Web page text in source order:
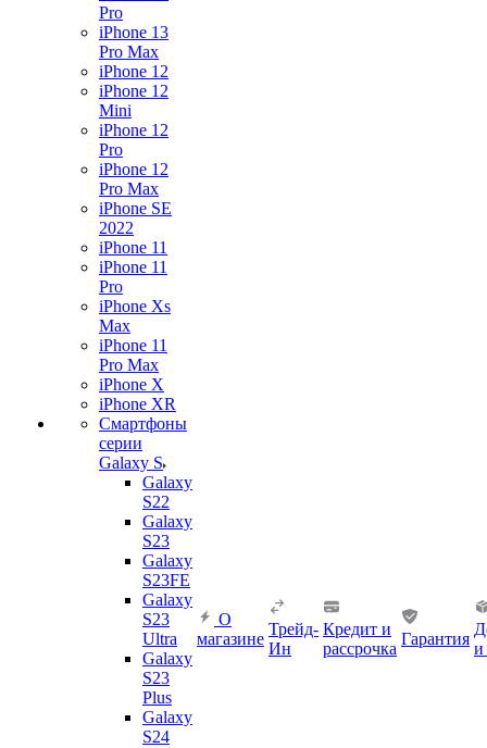
Pro
iPhone 13
Pro Max
iPhone 12
iPhone 12
Mini
iPhone 12
Pro
iPhone 12
Pro Max
iPhone SE
2022
iPhone 11
iPhone 11
Pro
iPhone Xs
Max
iPhone 11
Pro Max
iPhone X
iPhone XR
Смартфоны
серии
Galaxy S
Galaxy
S22
Galaxy
S23
Galaxy
S23FE
Galaxy
S23
Ultra
Galaxy
S23
Plus
Galaxy
S24
О
магазине
Трейд-
Ин
Кредит и
рассрочка
Гарантия
и